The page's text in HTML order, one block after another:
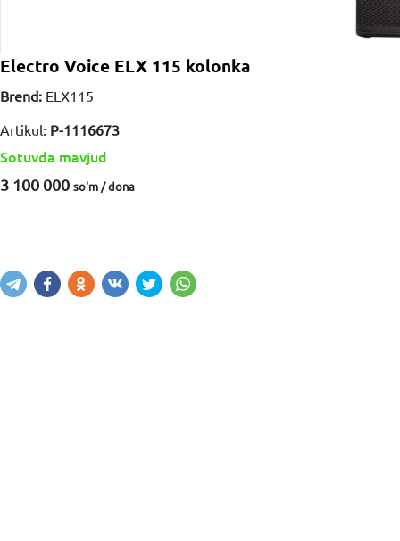
Electro Voice ELX 115 kolonka
Brend: ELX115
Artikul: P-1116673
Sotuvda mavjud
3 100 000 so'm / dona